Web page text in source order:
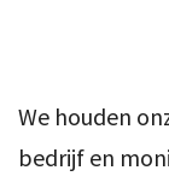
We houden
bedrijf en